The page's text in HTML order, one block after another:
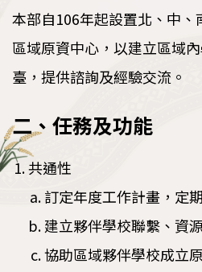
原住民族政治受難者口述
教育部獎勵績優大專校院原
計畫
執行成果
本部自106年起設置北、中
區域原資中心，以建立區域
臺，提供諮詢及經驗交流。
二、任務及功能
共通性
訂定年度工作計畫，定
建立夥伴學校聯繫、資
協助區域夥伴學校成立